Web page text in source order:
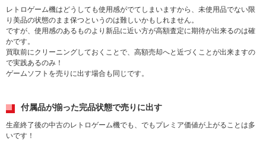
レトロゲーム機はどうしても使用感がでてしまいますから、未使用品でない限
り美品の状態のまま保つというのは難しいかもしれません。
ですが、使用感のあるものより新品に近い方が高額査定に期待が出来るのは確
かです。
買取前にクリーニングしておくことで、高額売却へと近づくことが出来ますの
で実践あるのみ！
ゲームソフトを売りに出す場合も同じです。
付属品が揃った完品状態で売りに出す
生産終了後の中古のレトロゲーム機でも、でもプレミア価値が上がることは多
いです！